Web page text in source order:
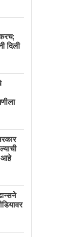
दिली
आहे